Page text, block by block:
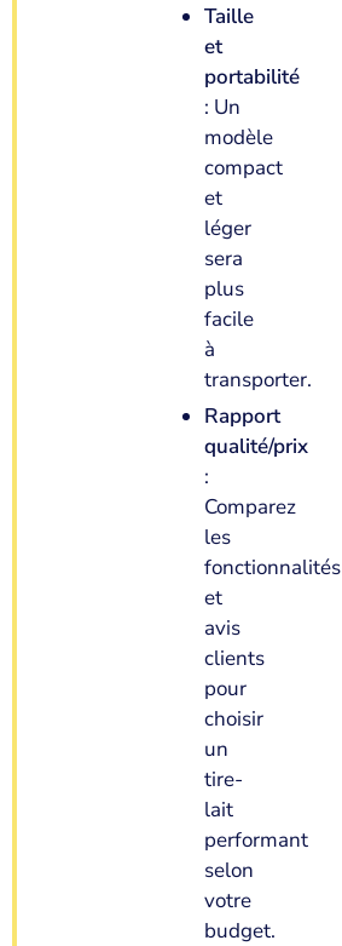
Taille
et
portabilité
: Un
modèle
compact
et
léger
sera
plus
facile
à
transporter.
Rapport
qualité/prix
:
Comparez
les
fonctionnalités
et
avis
clients
pour
choisir
un
tire-
lait
performant
selon
votre
budget.